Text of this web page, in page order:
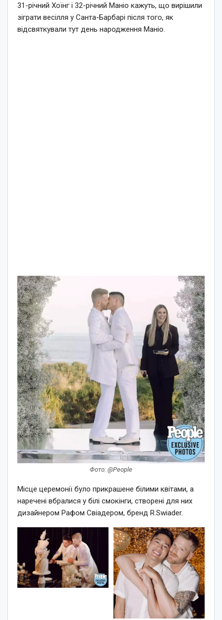
31-річний Хоїнг і 32-річний Маніо кажуть, що вирішили
зіграти весілля у Санта-Барбарі після того, як
відсвяткували тут день народження Маніо.
Фото: @People
Місце церемонії було прикрашене білими квітами, а
наречені вбралися у білі смокінги, створені для них
дизайнером Рафом Свіадером, бренд R.Swiader.